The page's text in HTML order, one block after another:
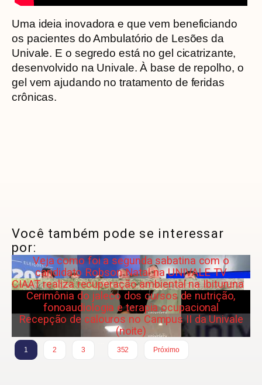
Uma ideia inovadora e que vem beneficiando
os pacientes do Ambulatório de Lesões da
Univale. E o segredo está no gel cicatrizante,
desenvolvido na Univale. À base de repolho, o
gel vem ajudando no tratamento de feridas
crônicas.
Você também pode se interessar
por:
Veja como foi a segunda sabatina com o
candidato Robson Natal na UNIVALE TV
CIAAT realiza recuperação ambiental na Ibituruna
Cerimônia do jaleco dos cursos de nutrição,
fonoaudiologia e terapia ocupacional
Recepção de calouros no Campus II da Univale
(noite)
1 2 3
352
Próximo